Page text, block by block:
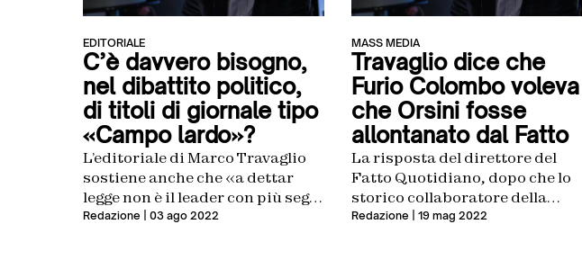
EDITORIALE
C’è davvero bisogno,
nel dibattito politico,
di titoli di giornale tipo
«Campo lardo»?
L’editoriale di Marco Travaglio
sostiene anche che «a dettar
legge non è il leader con più seggi
e consensi, ma con più chili»
Redazione | 03 ago 2022
MASS MEDIA
Travaglio dice che
Furio Colombo voleva
che Orsini fosse
allontanato dal Fatto
La risposta del direttore del
Fatto Quotidiano, dopo che lo
storico collaboratore della
testata aveva parlato di censura
Redazione | 19 mag 2022